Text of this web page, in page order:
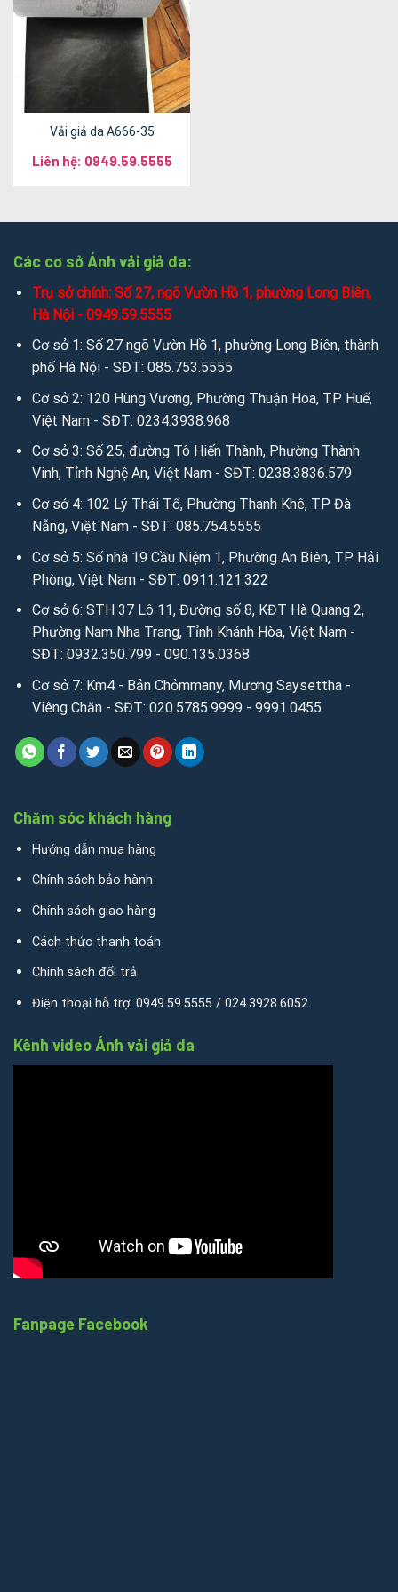
Vải giả da A666-35
Liên hệ: 0949.59.5555
Các cơ sở Ánh vải giả da:
Trụ sở chính: Số 27, ngõ Vườn Hồ 1, phường Long Biên,
Hà Nội - 0949.59.5555
Cơ sở 1: Số 27 ngõ Vườn Hồ 1, phường Long Biên, thành
phố Hà Nội - SĐT: 085.753.5555
Cơ sở 2: 120 Hùng Vương, Phường Thuận Hóa, TP Huế,
Việt Nam - SĐT: 0234.3938.968
Cơ sở 3: Số 25, đường Tô Hiến Thành, Phường Thành
Vinh, Tỉnh Nghệ An, Việt Nam - SĐT: 0238.3836.579
Cơ sở 4: 102 Lý Thái Tổ, Phường Thanh Khê, TP Đà
Nẵng, Việt Nam - SĐT: 085.754.5555
Cơ sở 5: Số nhà 19 Cầu Niệm 1, Phường An Biên, TP Hải
Phòng, Việt Nam - SĐT: 0911.121.322
Cơ sở 6: STH 37 Lô 11, Đường số 8, KĐT Hà Quang 2,
Phường Nam Nha Trang, Tỉnh Khánh Hòa, Việt Nam -
SĐT: 0932.350.799 - 090.135.0368
Cơ sở 7: Km4 - Bản Chỏmmany, Mương Saysettha -
Viêng Chăn - SĐT: 020.5785.9999 - 9991.0455
Chăm sóc khách hàng
Hướng dẫn mua hàng
Chính sách bảo hành
Chính sách giao hàng
Cách thức thanh toán
Chính sách đổi trả
Điện thoại hỗ trợ: 0949.59.5555 / 024.3928.6052
Kênh video Ánh vải giả da
Fanpage Facebook